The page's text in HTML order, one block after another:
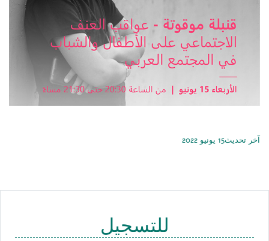
آخر تحديث15 يونيو 2022
للتسجيل